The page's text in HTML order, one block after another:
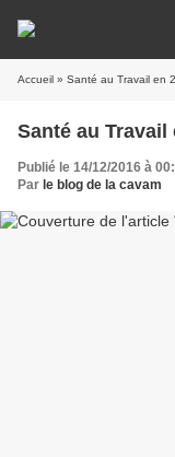
Accueil » Santé au Travail en
Publié le 14/12/2016 à
Par le blog de la cavam